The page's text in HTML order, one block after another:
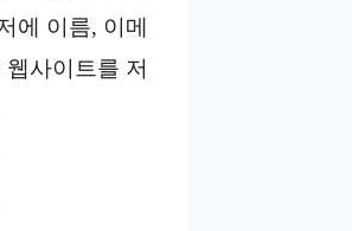
에 이름, 이메
사이트를 저